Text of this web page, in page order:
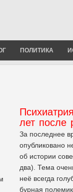
ПОЛИТИКА
лет после
За последнее
опубликовано
об истории
два). Тема
неё всегда
бурная